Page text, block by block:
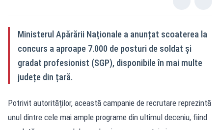
Ministerul Apărării Naționale a anunțat scoaterea la
concurs a aproape 7.000 de posturi de soldat și
gradat profesionist (SGP), disponibile în mai multe
județe din țară.
Potrivit autorităților, această campanie de recrutare reprezintă
unul dintre cele mai ample programe din ultimul deceniu, fiind